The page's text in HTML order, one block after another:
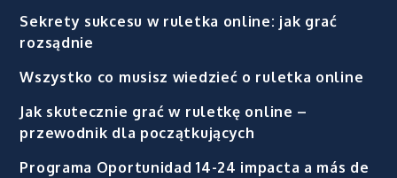
Sekrety sukcesu w ruletka online: jak grać
rozsądnie
Wszystko co musisz wiedzieć o ruletka online
Jak skutecznie grać w ruletkę online –
przewodnik dla początkujących
Programa Oportunidad 14-24 impacta a más de